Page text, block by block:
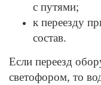
с путями;
к переезду
состав.
Если переезд
светофором, то